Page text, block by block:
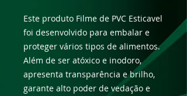
Este produto Filme de PVC Esticavel
foi desenvolvido para embalar e
proteger vários tipos de alimentos.
Além de ser atóxico e inodoro,
apresenta transparência e brilho,
garante alto poder de vedação e